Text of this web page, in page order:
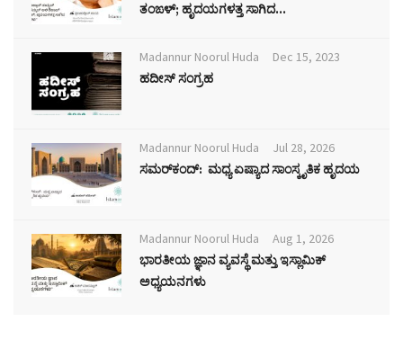
ತಂಙಳ್; ಹೃದಯಗಳತ್ತ ಸಾಗಿದ...
Madannur Noorul Huda
Dec 15, 2023
ಹದೀಸ್ ಸಂಗ್ರಹ
Madannur Noorul Huda
Jul 28, 2026
ಸಮರ್‌ಕಂದ್: ಮಧ್ಯ ಏಷ್ಯಾದ ಸಾಂಸ್ಕೃತಿಕ ಹೃದಯ
Madannur Noorul Huda
Aug 1, 2026
ಭಾರತೀಯ ಜ್ಞಾನ ವ್ಯವಸ್ಥೆ ಮತ್ತು ಇಸ್ಲಾಮಿಕ್
ಅಧ್ಯಯನಗಳು